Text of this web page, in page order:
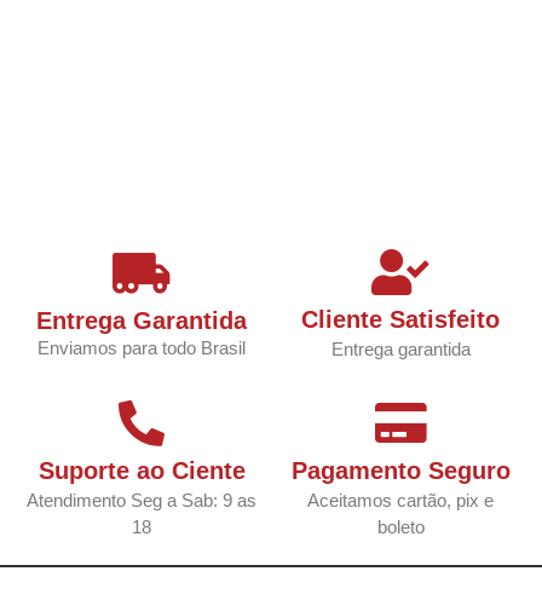
Entrega Garantida
Enviamos para todo Brasil
Cliente Satisfeito
Entrega garantida
Suporte ao Ciente
Atendimento Seg a Sab: 9 as
18
Pagamento Seguro
Aceitamos cartão, pix e
boleto